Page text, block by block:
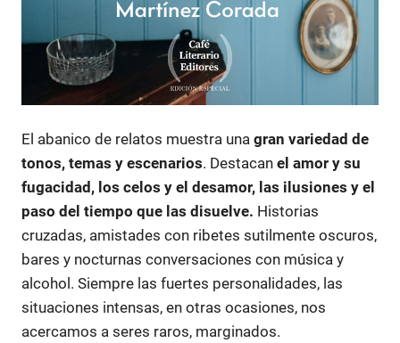
El abanico de relatos muestra una gran variedad de
tonos, temas y escenarios. Destacan el amor y su
fugacidad, los celos y el desamor, las ilusiones y el
paso del tiempo que las disuelve. Historias
cruzadas, amistades con ribetes sutilmente oscuros,
bares y nocturnas conversaciones con música y
alcohol. Siempre las fuertes personalidades, las
situaciones intensas, en otras ocasiones, nos
acercamos a seres raros, marginados.